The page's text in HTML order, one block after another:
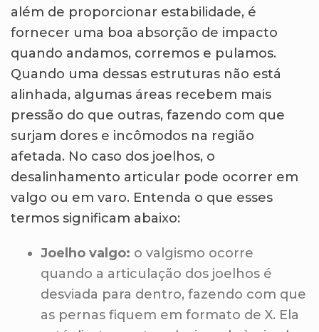
além de proporcionar estabilidade, é
fornecer uma boa absorção de impacto
quando andamos, corremos e pulamos.
Quando uma dessas estruturas não está
alinhada, algumas áreas recebem mais
pressão do que outras, fazendo com que
surjam dores e incômodos na região
afetada. No caso dos joelhos, o
desalinhamento articular pode ocorrer em
valgo ou em varo. Entenda o que esses
termos significam abaixo:
Joelho valgo: o valgismo ocorre
quando a articulação dos joelhos é
desviada para dentro, fazendo com que
as pernas fiquem em formato de X. Ela